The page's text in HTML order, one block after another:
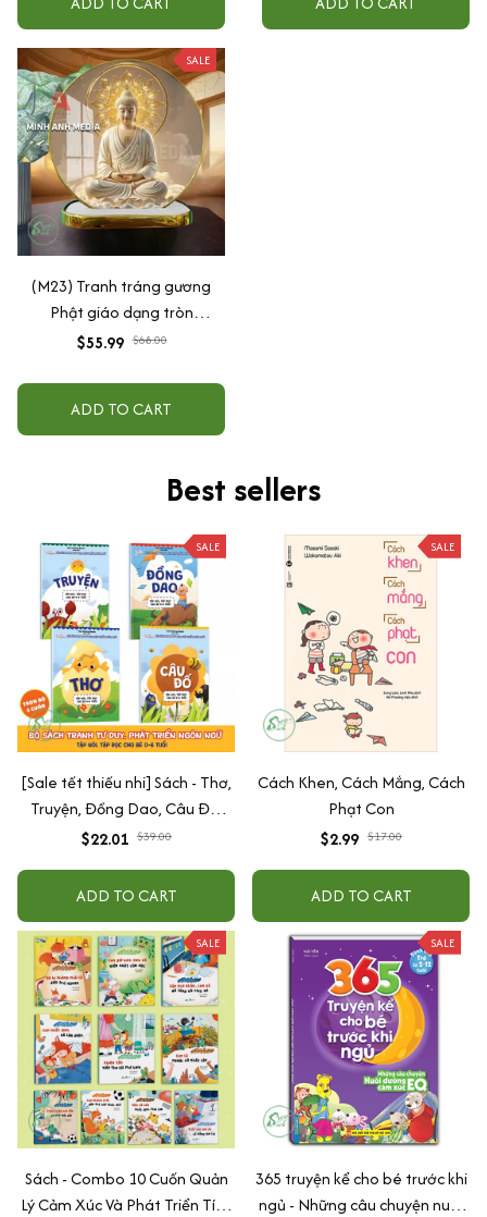
SALE
(M23) Tranh tráng gương
Phật giáo dạng tròn
30x30cm (Tặng đế để bàn)
$55.99 $68.00
ADD TO CART
Best sellers
SALE
[Sale tết thiếu nhi] Sách - Thơ,
Truyện, Đồng Dao, Câu Đố,
Tập Nói Tập Đọc Cho Bé 0-6
$22.01 $39.00
ADD TO CART
SALE
Cách Khen, Cách Mắng, Cách
Phạt Con
$2.99 $17.00
ADD TO CART
SALE
Sách - Combo 10 Cuốn Quản
Lý Cảm Xúc Và Phát Triển Tính
SALE
365 truyện kể cho bé trước khi
ngủ - Những câu chuyện nuôi